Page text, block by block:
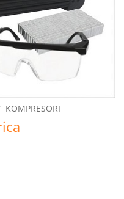
KOMPRESORI